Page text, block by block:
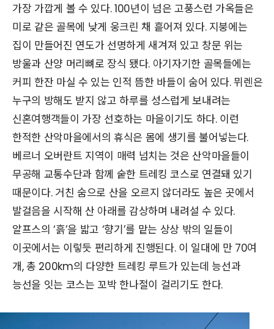
가장 가깝게 볼 수 있다. 100년이 넘은 고풍스런 가옥들은
미로 같은 골목에 낮게 웅크린 채 흩어져 있다. 지붕에는
집이 만들어진 연도가 선명하게 새겨져 있고 창문 위는
방울과 산양 머리뼈로 장식 됐다. 아기자기한 골목들에는
커피 한잔 마실 수 있는 인적 뜸한 바들이 숨어 있다. 뮈렌은
누구의 방해도 받지 않고 하루를 성스럽게 보내려는
신혼여행객들이 가장 선호하는 마을이기도 하다. 이런
한적한 산악마을에서의 휴식은 몸에 생기를 불어넣는다.
베르너 오버란트 지역이 매력 넘치는 것은 산악마을들이
무공해 교통수단과 함께 숱한 트레킹 코스로 연결돼 있기
때문이다. 거친 숨으로 산을 오르지 않더라도 높은 곳에서
발걸음을 시작해 산 아래를 감상하며 내려설 수 있다.
알프스의 ‘흙’을 밟고 ‘향기’를 맡는 상상 밖의 일들이
이곳에서는 이렇듯 편리하게 진행된다. 이 일대에 만 70여
개, 총 200km의 다양한 트레킹 루트가 있는데 능선과
능선을 잇는 코스는 꼬박 한나절이 걸리기도 한다.